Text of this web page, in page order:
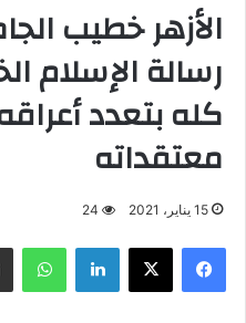
الأزهر خطيب
رسالة الإسلام
كله بتعدد
معتقداته
15 يناير، 2021 24
فيسبوك X لينكدإن